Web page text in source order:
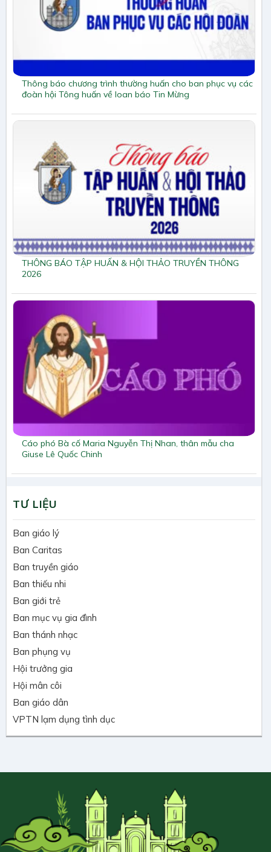
Thông báo chương trình thường huấn cho ban phục vụ các
đoàn hội Tông huấn về loan báo Tin Mừng
THÔNG BÁO TẬP HUẤN & HỘI THẢO TRUYỀN THÔNG
2026
Cáo phó Bà cố Maria Nguyễn Thị Nhan, thân mẫu cha
Giuse Lê Quốc Chinh
TƯ LIỆU
Ban giáo lý
Ban Caritas
Ban truyền giáo
Ban thiếu nhi
Ban giới trẻ
Ban mục vụ gia đình
Ban thánh nhạc
Ban phụng vụ
Hội trưởng gia
Hội mân côi
Ban giáo dân
VPTN lạm dụng tình dục